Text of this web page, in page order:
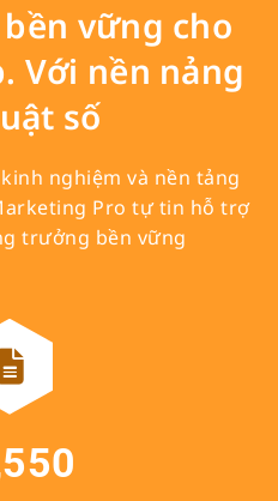
vững cho
Với nền nảng
số
nghiệm và nền tảng
Pro tự tin hỗ trợ
trưởng bền vững